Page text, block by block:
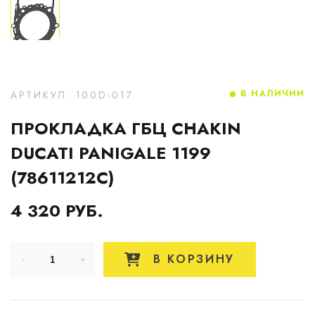
АРТИКУЛ: 100D-017
ПРОКЛАДКА ГБЦ CHAKIN
DUCATI PANIGALE 1199
(78611212C)
4 320 РУБ.
В НАЛИЧИИ
В КОРЗИНУ